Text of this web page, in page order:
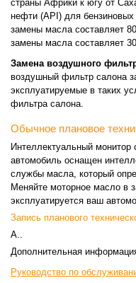
страны Африки к югу от
нефти (API) для бензиновых
замены масла составляет
замены масла составляет
Замена воздушного
воздушный фильтр салона
эксплуатируемые в таких
фильтра салона.
Обычное плановое
Интеллектуальный
автомобиль оснащен
службы масла, который
Меняйте моторное масло в
эксплуатируется ваш
Запись планового
А..
Дополнительная
Руководство по